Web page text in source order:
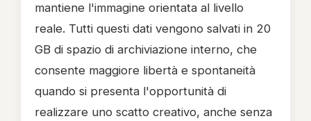
mantiene l'immagine orientata al livello
reale. Tutti questi dati vengono salvati in 20
GB di spazio di archiviazione interno, che
consente maggiore libertà e spontaneità
quando si presenta l'opportunità di
realizzare uno scatto creativo, anche senza